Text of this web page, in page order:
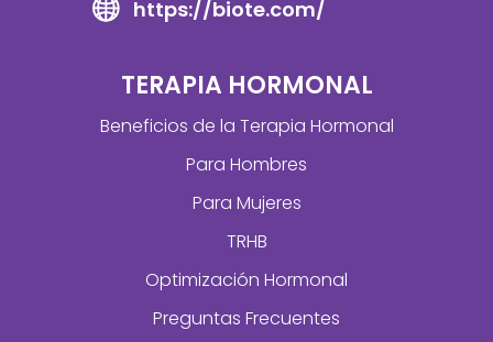
https://biote.com/
TERAPIA HORMONAL
Beneficios de la Terapia Hormonal
Para Hombres
Para Mujeres
TRHB
Optimización Hormonal
Preguntas Frecuentes